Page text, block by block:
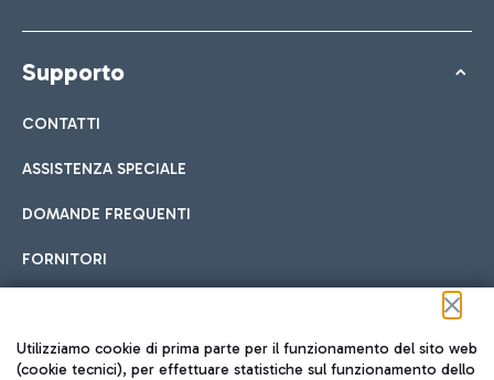
Supporto
CONTATTI
ASSISTENZA SPECIALE
DOMANDE FREQUENTI
FORNITORI
Seguici sui social
Utilizziamo cookie di prima parte per il funzionamento del sito web
(cookie tecnici), per effettuare statistiche sul funzionamento dello